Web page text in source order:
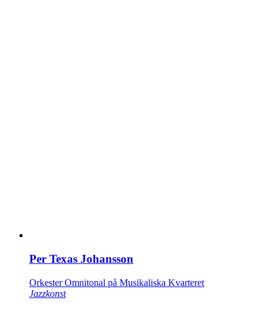
Per Texas Johansson
Orkester Omnitonal på Musikaliska Kvarteret
Jazzkonst